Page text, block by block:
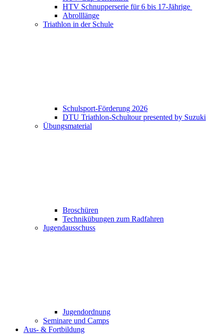
HTV Schnupperserie für 6 bis 17-Jährige
Abrolllänge
Triathlon in der Schule
Schulsport-Förderung 2026
DTU Triathlon-Schultour presented by Suzuki
Übungsmaterial
Broschüren
Technikübungen zum Radfahren
Jugendausschuss
Jugendordnung
Seminare und Camps
Aus- & Fortbildung